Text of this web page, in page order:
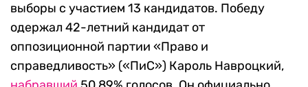
выборы с участием 13 кандидатов. Победу
одержал 42-летний кандидат от
оппозиционной партии «Право и
справедливость» («ПиС») Кароль Навроцкий,